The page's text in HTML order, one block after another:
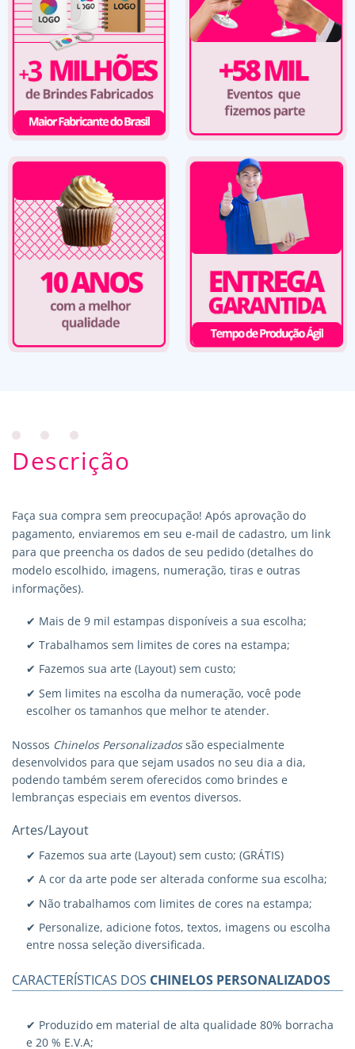
Descrição
Faça sua compra sem preocupação! Após aprovação do
pagamento, enviaremos em seu e-mail de cadastro, um link
para que preencha os dados de seu pedido (detalhes do
modelo escolhido, imagens, numeração, tiras e outras
informações).
✔ Mais de 9 mil estampas disponíveis a sua escolha;
✔ Trabalhamos sem limites de cores na estampa;
✔ Fazemos sua arte (Layout) sem custo;
✔ Sem limites na escolha da numeração, você pode
escolher os tamanhos que melhor te atender.
Nossos Chinelos Personalizadossão especialmente
desenvolvidos para que sejam usados no seu dia a dia,
podendo também serem oferecidos como brindes e
lembranças especiais em eventos diversos.
Artes/Layout
✔ Fazemos sua arte (Layout) sem custo; (GRÁTIS)
✔ A cor da arte pode ser alterada conforme sua escolha;
✔ Não trabalhamos com limites de cores na estampa;
✔ Personalize, adicione fotos, textos, imagens ou escolha
entre nossa seleção diversificada.
CARACTERÍSTICAS DOS CHINELOS PERSONALIZADOS
✔ Produzido em material de alta qualidade 80% borracha
e 20 % E.V.A;